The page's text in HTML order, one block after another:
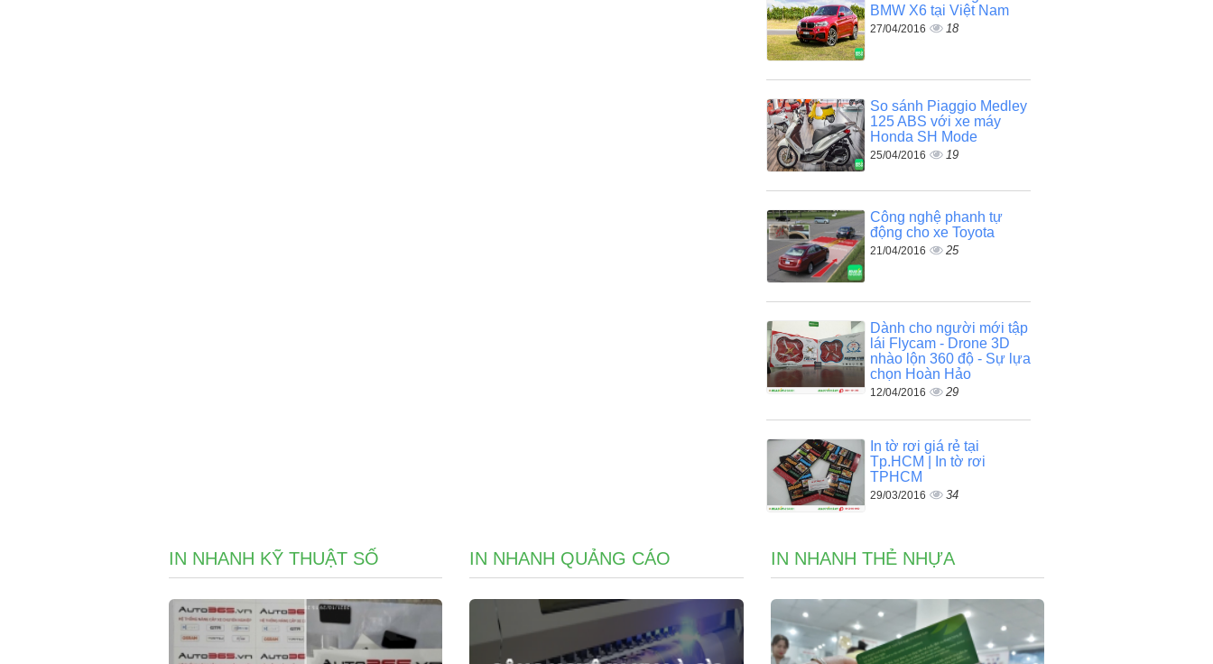
BMW X6 tại Việt Nam
27/04/2016 18
So sánh Piaggio Medley
125 ABS với xe máy
Honda SH Mode
25/04/2016 19
Công nghệ phanh tự
động cho xe Toyota
21/04/2016 25
Dành cho người mới tập
lái Flycam - Drone 3D
nhào lộn 360 độ - Sự lựa
chọn Hoàn Hảo
12/04/2016 29
In tờ rơi giá rẻ tại
Tp.HCM | In tờ rơi
TPHCM
29/03/2016 34
IN NHANH KỸ THUẬT SỐ IN NHANH QUẢNG CÁO IN NHANH THẺ NHỰA